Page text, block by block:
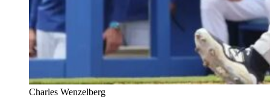
Charles Wenzelberg